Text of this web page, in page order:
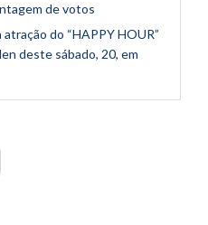
de votos
do “HAPPY HOUR”
deste sábado, 20, em